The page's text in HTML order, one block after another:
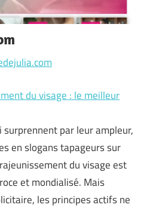
du visage : le meilleur
surprennent par leur ampleur,
en slogans tapageurs sur
du visage est
et mondialisé. Mais
les principes actifs ne